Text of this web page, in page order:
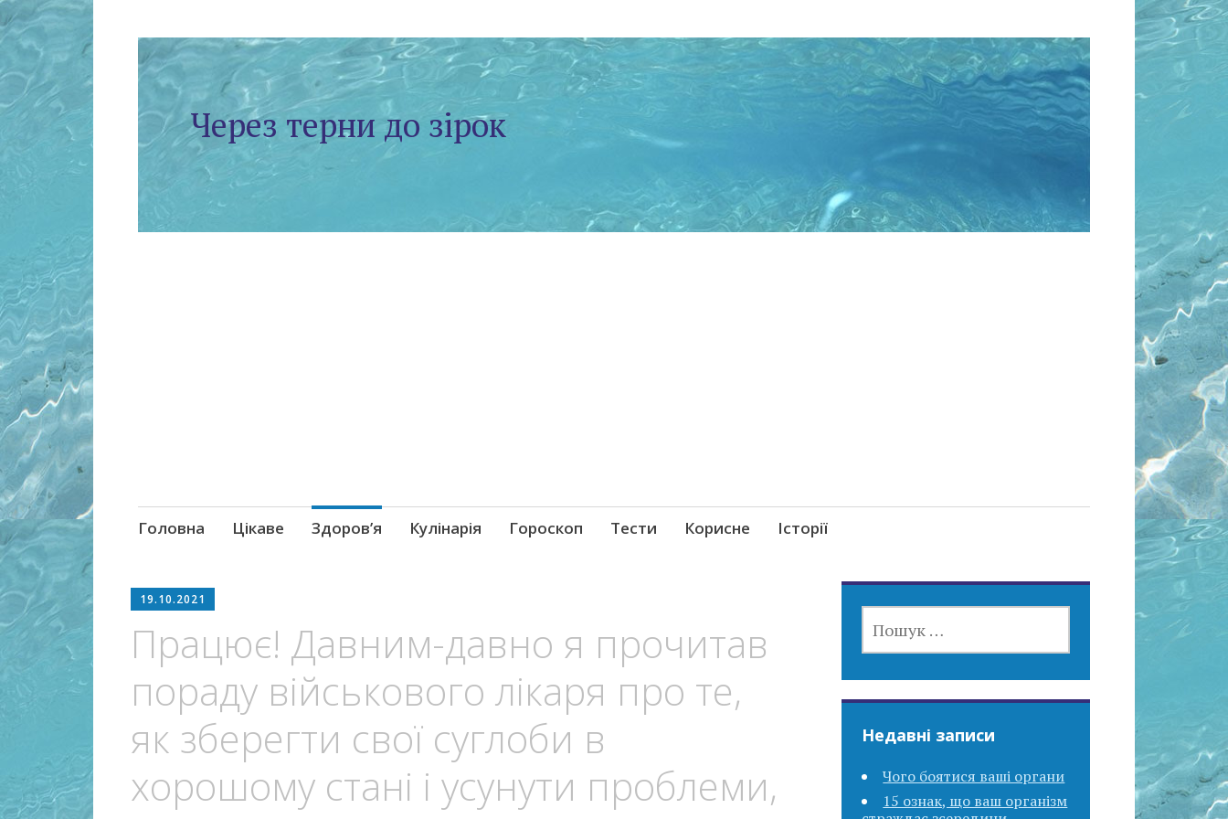
Через терни до зірок
Skip
Головна Цікаве Здоров’я Кулінарія Гороскоп Тести Корисне Історії
19.10.2021
Працює! Давним-давно я прочитав
пораду військового лікаря про те,
як зберегти свої суглоби в
хорошому стані і усунути проблеми,
Недавні записи
Чого боятися ваші органи
15 ознак, що ваш організм